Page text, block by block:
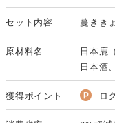
セット内容 蔓きき
原材料名
日本鹿
日本酒
獲得ポイント ロ